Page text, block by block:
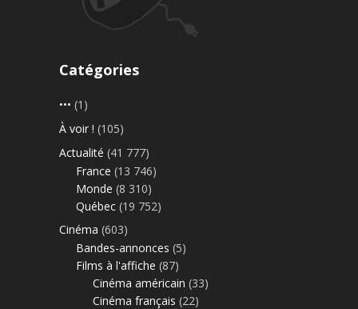
Catégories
••• (1)
À voir ! (105)
Actualité (41 777)
France (13 746)
Monde (8 310)
Québec (19 752)
Cinéma (603)
Bandes-annonces (5)
Films à l'affiche (87)
Cinéma américain (33)
Cinéma français (22)